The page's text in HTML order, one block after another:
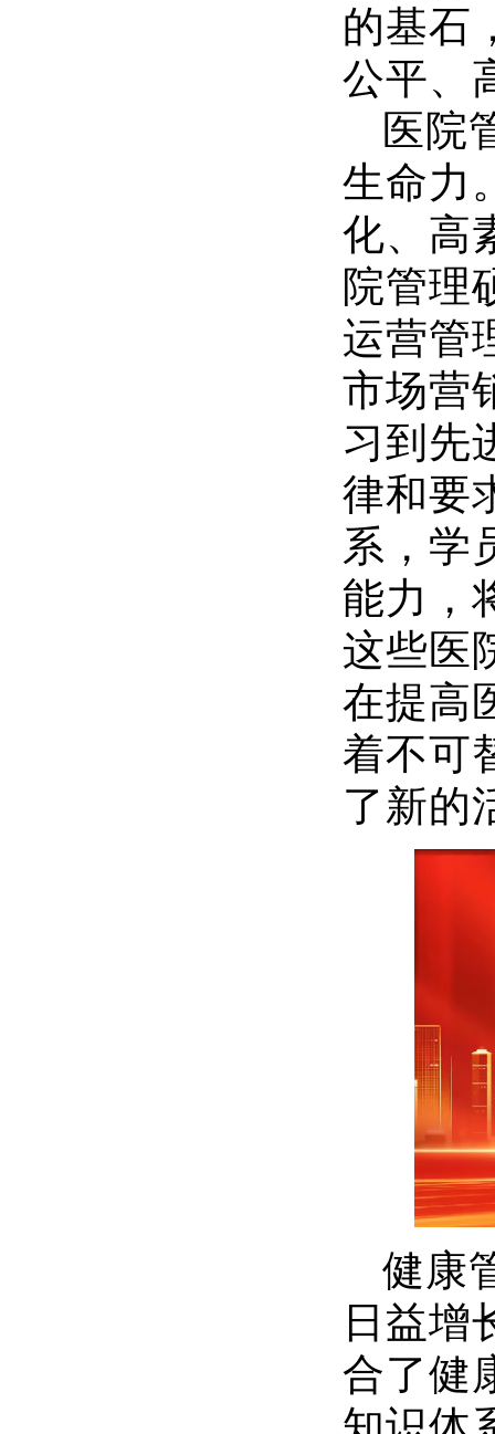
的基石
公平、
医院
生命力
化、高
院管理
运营管
市场营
习到先
律和要
系，学
能力，
这些医
在提高
着不可
了新的
健康
日益增
合了健